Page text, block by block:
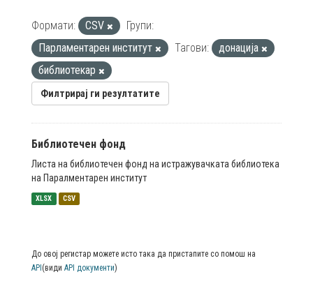
Формати: CSV
Групи:
Парламентарен институт
Тагови:
донација
библиотекар
Филтрирај ги резултатите
Библиотечен фонд
Листа на библиотечен фонд на истражувачката библиотека
на Паралментарен институт
XLSX CSV
До овој регистар можете исто така да пристапите со помош на
API (види API документи)